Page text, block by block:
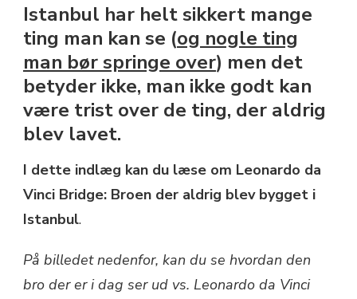
Istanbul har helt sikkert mange
ting man kan se (og nogle ting
man bør springe over) men det
betyder ikke, man ikke godt kan
være trist over de ting, der aldrig
blev lavet.
I dette indlæg kan du læse om Leonardo da
Vinci Bridge: Broen der aldrig blev bygget i
Istanbul.
På billedet nedenfor, kan du se hvordan den
bro der er i dag ser ud vs. Leonardo da Vinci